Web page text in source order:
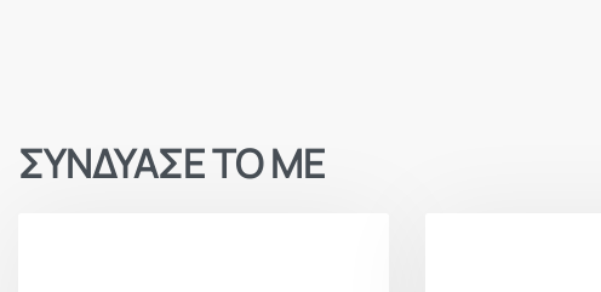
ΣΥΝΔΥΑΣΕ ΤΟ ΜΕ